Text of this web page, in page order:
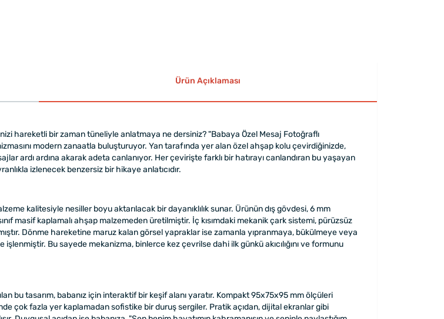
Ürün Açıklaması
hareketli bir zaman tüneliyle anlatmaya ne dersiniz? "Babaya Özel Mesaj Fotoğraflı
modern zanaatla buluşturuyor. Yan tarafında yer alan özel ahşap kolu çevirdiğinizde,
ardı ardına akarak adeta canlanıyor. Her çevirişte farklı bir hatırayı canlandıran bu yaşayan
izlenecek benzersiz bir hikaye anlatıcıdır.
kalitesiyle nesiller boyu aktarılacak bir dayanıklılık sunar. Ürünün dış gövdesi, 6 mm
masif kaplamalı ahşap malzemeden üretilmiştir. İç kısımdaki mekanik çark sistemi, pürüzsüz
Dönme hareketine maruz kalan görsel yapraklar ise zamanla yıpranmaya, bükülmeye veya
Bu sayede mekanizma, binlerce kez çevrilse dahi ilk günkü akıcılığını ve formunu
bu tasarım, babanız için interaktif bir keşif alanı yaratır. Kompakt 95x75x95 mm ölçüleri
çok fazla yer kaplamadan sofistike bir duruş sergiler. Pratik açıdan, dijital ekranlar gibi